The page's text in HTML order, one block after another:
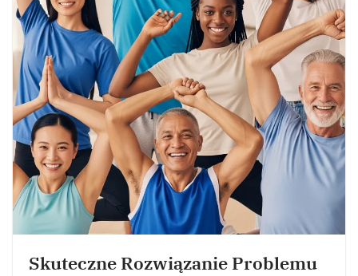
Skuteczne Rozwiązanie Problemu